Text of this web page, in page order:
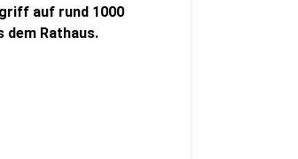
auf rund 1000
Rathaus.